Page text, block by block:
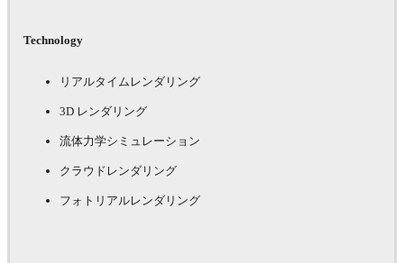
Technology
リアルタイムレンダリング
3D レンダリング
流体力学シミュレーション
クラウドレンダリング
フォトリアルレンダリング